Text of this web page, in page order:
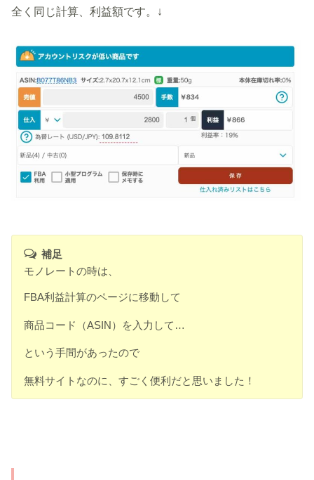
全く同じ計算、利益額です。↓
補足
モノレートの時は、
FBA利益計算のページに移動して
商品コード（ASIN）を入力して…
という手間があったので
無料サイトなのに、すごく便利だと思いました！